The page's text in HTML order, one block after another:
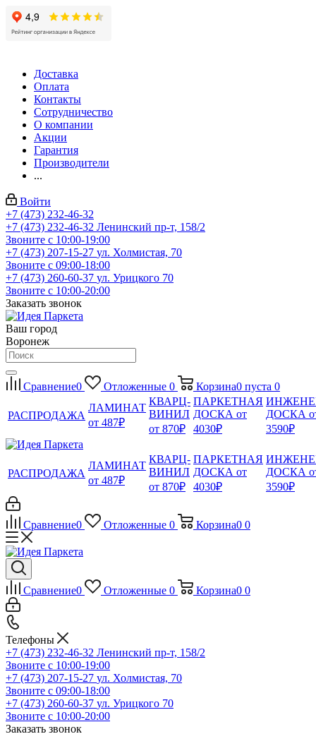
Доставка
Оплата
Контакты
Сотрудничество
О компании
Акции
Гарантия
Производители
...
Войти
+7 (473) 232-46-32
+7 (473) 232-46-32 Ленинский пр-т, 158/2
Звоните с 10:00-19:00
+7 (473) 207-15-27 ул. Холмистая, 70
Звоните с 09:00-18:00
+7 (473) 260-60-37 ул. Урицкого 70
Звоните с 10:00-20:00
Заказать звонок
Ваш город
Воронеж
Сравнение0 Отложенные 0 Корзина0 пуста 0
РАСПРОДАЖА
ЛАМИНАТ
от 487₽
КВАРЦ-
ВИНИЛ
от 870₽
ПАРКЕТНАЯ
ДОСКА от
4030₽
ДОСКА
3590₽
РАСПРОДАЖА
ЛАМИНАТ
от 487₽
КВАРЦ-
ВИНИЛ
от 870₽
ПАРКЕТНАЯ
ДОСКА от
4030₽
ДОСКА
3590₽
Сравнение0 Отложенные 0 Корзина0 0
Сравнение0 Отложенные 0 Корзина0 0
Телефоны
+7 (473) 232-46-32 Ленинский пр-т, 158/2
Звоните с 10:00-19:00
+7 (473) 207-15-27 ул. Холмистая, 70
Звоните с 09:00-18:00
+7 (473) 260-60-37 ул. Урицкого 70
Звоните с 10:00-20:00
Заказать звонок